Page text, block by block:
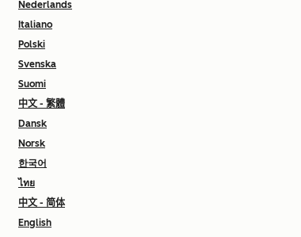
Nederlands
Italiano
Polski
Svenska
Suomi
中文 - 繁體
Dansk
Norsk
한국어
ไทย
中文 - 简体
English